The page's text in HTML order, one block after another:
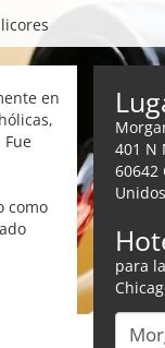
en
como
401 N
60642
Unidos
para